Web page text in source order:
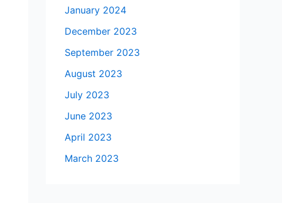
January 2024
December 2023
September 2023
August 2023
July 2023
June 2023
April 2023
March 2023